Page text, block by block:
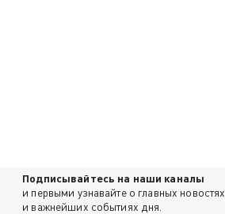
Подписывайтесь на наши каналы
и первыми узнавайте о главных новостях
и важнейших событиях дня.